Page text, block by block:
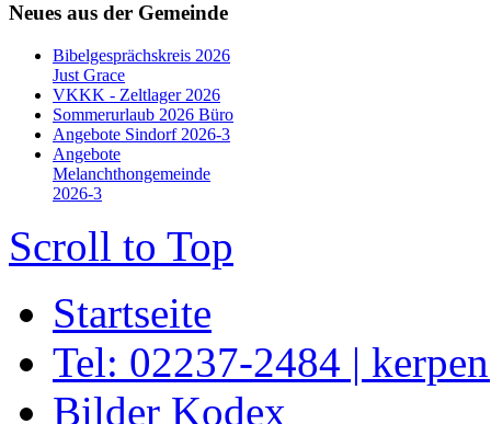
Neues aus der Gemeinde
Bibelgesprächskreis 2026
Just Grace
VKKK - Zeltlager 2026
Sommerurlaub 2026 Büro
Angebote Sindorf 2026-3
Angebote
Melanchthongemeinde
2026-3
Scroll to Top
Startseite
Tel: 02237-2484 |
Bilder Kodex